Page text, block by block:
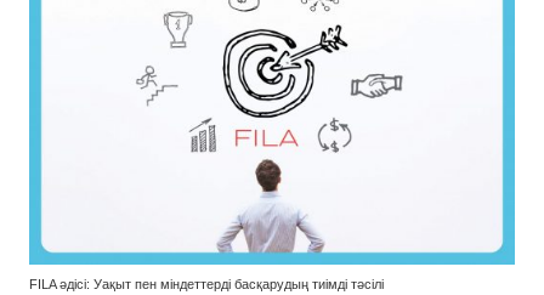
FILA әдісі: Уақыт пен міндеттерді басқарудың тиімді тәсілі